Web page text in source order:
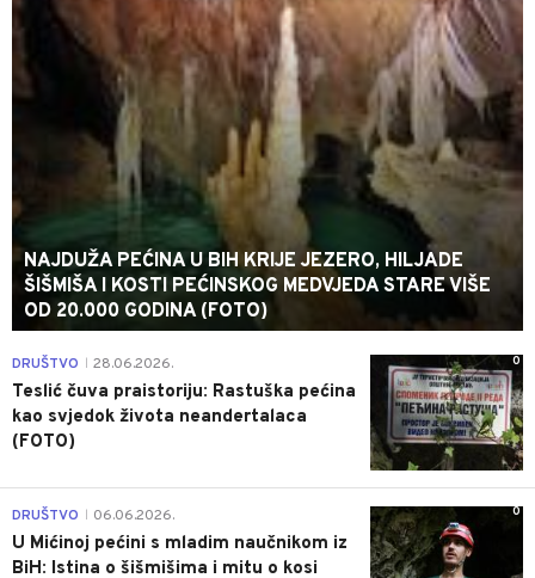
NAJDUŽA PEĆINA U BIH KRIJE JEZERO, HILJADE
ŠIŠMIŠA I KOSTI PEĆINSKOG MEDVJEDA STARE VIŠE
OD 20.000 GODINA (FOTO)
0
DRUŠTVO 28.06.2026.
Teslić čuva praistoriju: Rastuška pećina
kao svjedok života neandertalaca
(FOTO)
0
DRUŠTVO 06.06.2026.
U Mićinoj pećini s mladim naučnikom iz
BiH: Istina o šišmišima i mitu o kosi